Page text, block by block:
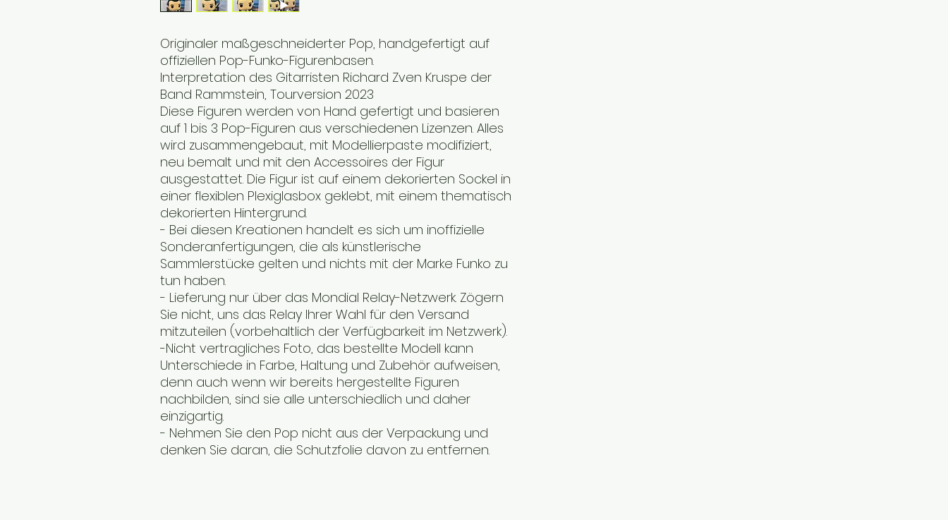
Originaler maßgeschneiderter Pop, handgefertigt auf
offiziellen Pop-Funko-Figurenbasen.
Interpretation des Gitarristen Richard Zven Kruspe der
Band Rammstein, Tourversion 2023
Diese Figuren werden von Hand gefertigt und basieren
auf 1 bis 3 Pop-Figuren aus verschiedenen Lizenzen. Alles
wird zusammengebaut, mit Modellierpaste modifiziert,
neu bemalt und mit den Accessoires der Figur
ausgestattet. Die Figur ist auf einem dekorierten Sockel in
einer flexiblen Plexiglasbox geklebt, mit einem thematisch
dekorierten Hintergrund.
- Bei diesen Kreationen handelt es sich um inoffizielle
Sonderanfertigungen, die als künstlerische
Sammlerstücke gelten und nichts mit der Marke Funko zu
tun haben.
- Lieferung nur über das Mondial Relay-Netzwerk. Zögern
Sie nicht, uns das Relay Ihrer Wahl für den Versand
mitzuteilen (vorbehaltlich der Verfügbarkeit im Netzwerk).
-Nicht vertragliches Foto, das bestellte Modell kann
Unterschiede in Farbe, Haltung und Zubehör aufweisen,
denn auch wenn wir bereits hergestellte Figuren
nachbilden, sind sie alle unterschiedlich und daher
einzigartig.
- Nehmen Sie den Pop nicht aus der Verpackung und
denken Sie daran, die Schutzfolie davon zu entfernen.